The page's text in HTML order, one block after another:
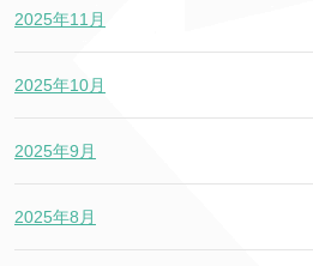
2025年11月
2025年10月
2025年9月
2025年8月